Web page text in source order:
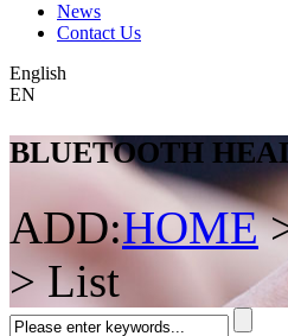
News
Contact Us
English
EN
BLUETOOTH
ADD:HOME
> List